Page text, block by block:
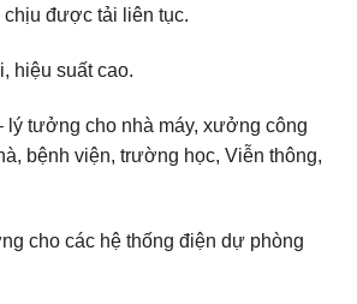
được tải liên tục.
hiệu suất cao.
lý tưởng cho nhà máy, xưởng công
bệnh viện, trường học, Viễn thông,
cho các hệ thống điện dự phòng